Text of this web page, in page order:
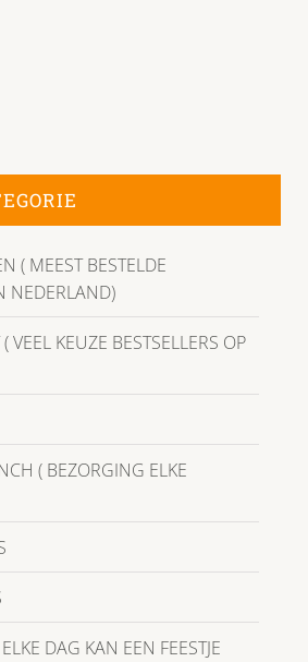
( MEEST BESTELDE
NEDERLAND)
VEEL KEUZE BESTSELLERS OP
( BEZORGING ELKE
DAG KAN EEN FEESTJE